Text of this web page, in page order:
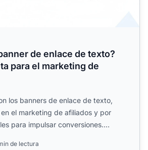
de enlace de texto?
para el marketing de
los banners de enlace de texto,
el marketing de afiliados y por
para impulsar conversiones.
de lectura